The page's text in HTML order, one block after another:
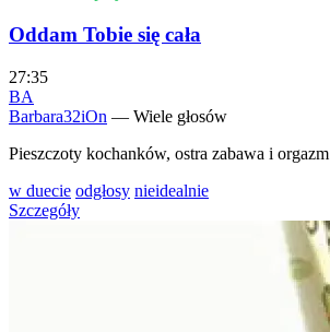
Oddam Tobie się cała
27:35
BA
Barbara32iOn — Wiele głosów
Pieszczoty kochanków, ostra zabawa i orgazm
w duecie odgłosy nieidealnie
Szczegóły